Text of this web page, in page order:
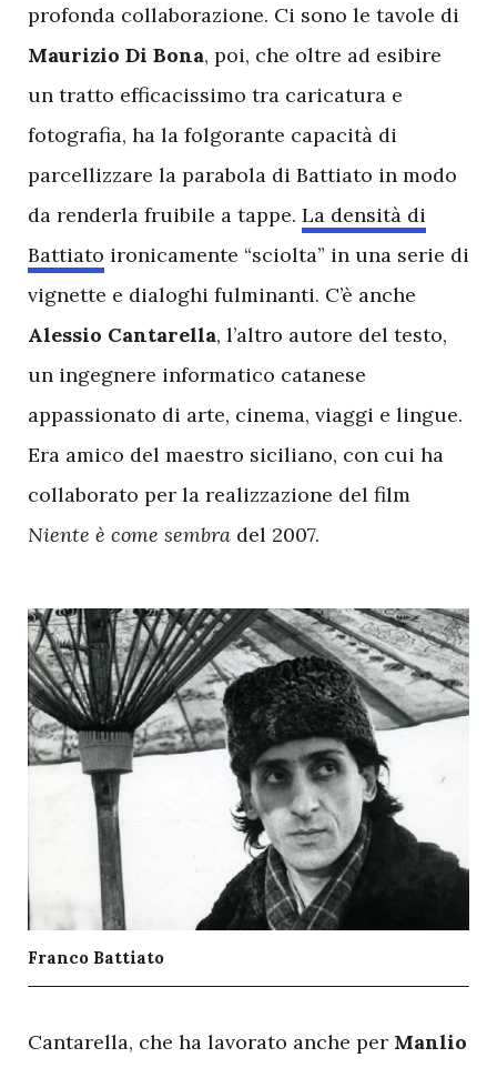
profonda collaborazione. Ci sono le tavole di
Maurizio Di Bona, poi, che oltre ad esibire
un tratto efficacissimo tra caricatura e
fotografia, ha la folgorante capacità di
parcellizzare la parabola di Battiato in modo
da renderla fruibile a tappe. La densità di
Battiato ironicamente “sciolta” in una serie di
vignette e dialoghi fulminanti. C’è anche
Alessio Cantarella, l’altro autore del testo,
un ingegnere informatico catanese
appassionato di arte, cinema, viaggi e lingue.
Era amico del maestro siciliano, con cui ha
collaborato per la realizzazione del film
Niente è come sembra del 2007.
Franco Battiato
Cantarella, che ha lavorato anche per Manlio